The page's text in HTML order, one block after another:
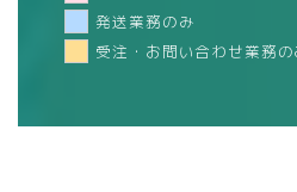
発送業務のみ
受注・お問い合わせ業務の